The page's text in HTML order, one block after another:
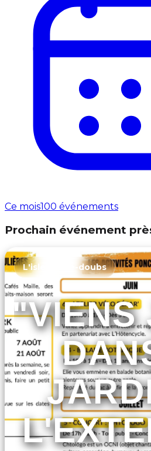
Ce mois100 événements
Prochain événement
L'isle-sur-le-doubs
"VIENS